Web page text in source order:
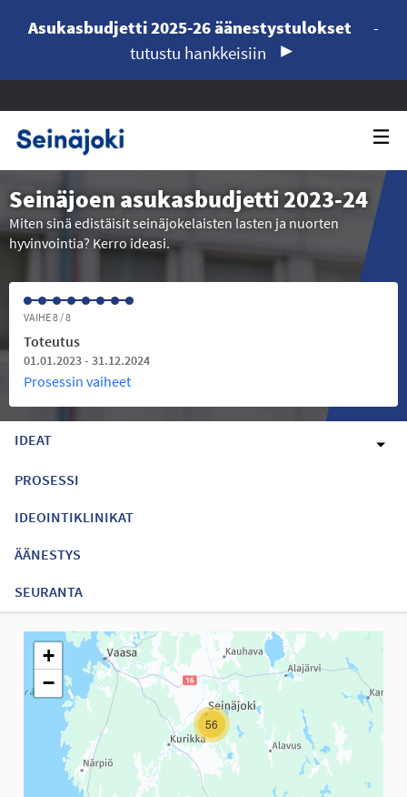
Asukasbudjetti 2025-26 äänestystulokset
-
tutustu hankkeisiin
Seinäjoen asukasbudjetti 2023-24
Miten sinä edistäisit seinäjokelaisten lasten ja nuorten
hyvinvointia? Kerro ideasi.
VAIHE 8 / 8
Toteutus
01.01.2023 - 31.12.2024
Prosessin vaiheet
IDEAT
PROSESSI
IDEOINTIKLINIKAT
ÄÄNESTYS
SEURANTA
Seuraavassa elementissä on kartta, joka esittää tämän
56
+
−